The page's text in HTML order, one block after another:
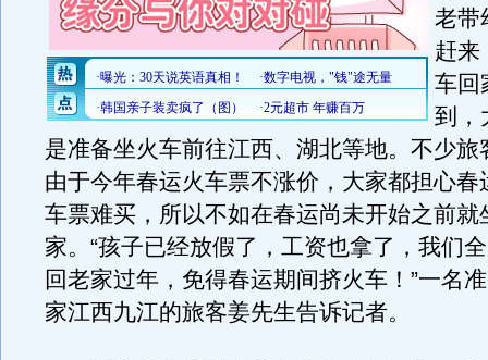
老带
赶来
车回
到，
是准备坐火车前往江西、湖北等地。不少旅
由于今年春运火车票不涨价，大家都担心春
车票难买，所以不如在春运尚未开始之前就
家。“孩子已经放假了，工资也拿了，我们
回老家过年，免得春运期间挤火车！”一名
家江西九江的旅客姜先生告诉记者。